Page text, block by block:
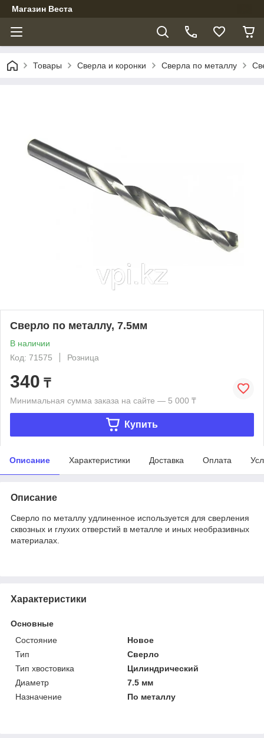
Магазин Веста
Товары Сверла и коронки Сверла по металлу
Сверло по металлу, 7.5мм
В наличии
Код: 71575
Розница
340 ₸
Минимальная сумма заказа на сайте — 5 000 ₸
Купить
Описание Характеристики Доставка Оплата
Описание
Сверло по металлу удлиненное используется для сверления
сквозных и глухих отверстий в металле и иных необразивных
материалах.
Характеристики
Основные
Состояние
Новое
Тип
Сверло
Тип хвостовика
Цилиндрический
Диаметр
7.5 мм
Назначение
По металлу